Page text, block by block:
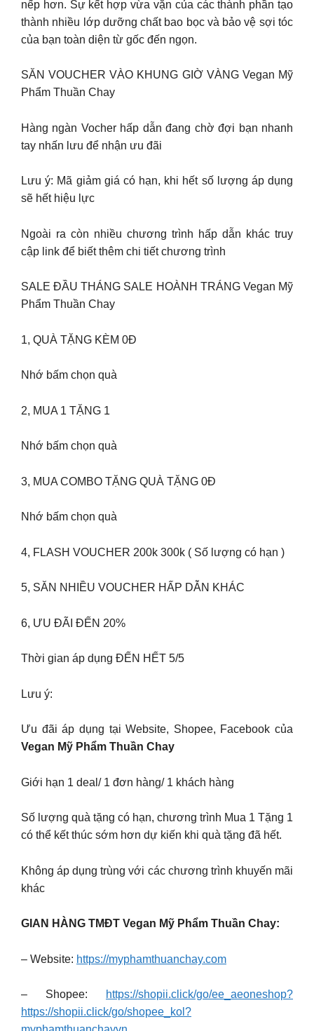
nếp hơn. Sự kết hợp vừa vặn của các thành phần tạo
thành nhiều lớp dưỡng chất bao bọc và bảo vệ sợi tóc
của bạn toàn diện từ gốc đến ngọn.
SĂN VOUCHER VÀO KHUNG GIỜ VÀNG Vegan Mỹ
Phẩm Thuần Chay
Hàng ngàn Vocher hấp dẫn đang chờ đợi bạn nhanh
tay nhấn lưu để nhận ưu đãi
Lưu ý: Mã giảm giá có hạn, khi hết số lượng áp dụng
sẽ hết hiệu lực
Ngoài ra còn nhiều chương trình hấp dẫn khác truy
cập link để biết thêm chi tiết chương trình
SALE ĐẦU THÁNG SALE HOÀNH TRÁNG Vegan Mỹ
Phẩm Thuần Chay
1, QUÀ TẶNG KÈM 0Đ
Nhớ bấm chọn quà
2, MUA 1 TẶNG 1
Nhớ bấm chọn quà
3, MUA COMBO TẶNG QUÀ TẶNG 0Đ
Nhớ bấm chọn quà
4, FLASH VOUCHER 200k 300k ( Số lượng có hạn )
5, SĂN NHIỀU VOUCHER HẤP DẪN KHÁC
6, ƯU ĐÃI ĐẾN 20%
Thời gian áp dụng ĐẾN HẾT 5/5
Lưu ý:
Ưu đãi áp dụng tại Website, Shopee, Facebook của
Vegan Mỹ Phẩm Thuần Chay
Giới hạn 1 deal/ 1 đơn hàng/ 1 khách hàng
Số lượng quà tặng có hạn, chương trình Mua 1 Tặng 1
có thể kết thúc sớm hơn dự kiến khi quà tặng đã hết.
Không áp dụng trùng với các chương trình khuyến mãi
khác
GIAN HÀNG TMĐT Vegan Mỹ Phẩm Thuần Chay:
– Website: https://myphamthuanchay.com
– Shopee:
https://shopii.click/go/ee_aeoneshop?
https://shopii.click/go/shopee_kol?